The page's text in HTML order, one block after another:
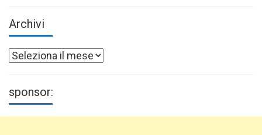
Archivi
Archivi
sponsor: